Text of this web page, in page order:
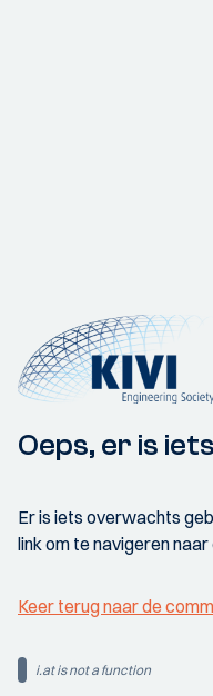
Oeps, er is
Er is iets overwachts
link om te navigeren
Keer terug naar de
i.at is not a function